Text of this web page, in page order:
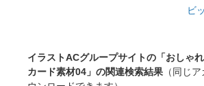
ビ
イラストACグループサイトの「おしゃ
カード素材04」の関連検索結果 （同じ